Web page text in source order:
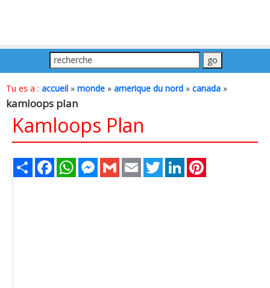
Tu es a : accueil » monde » amerique du nord » canada »
kamloops plan
Kamloops Plan
Share FacebookWhatsAppMessenger
Gmail Email TwitterLinkedIn